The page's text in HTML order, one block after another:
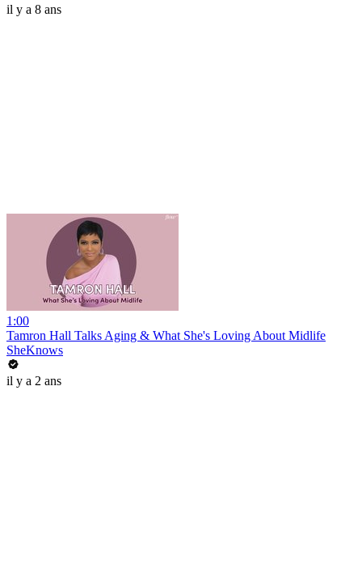
il y a 8 ans
1:00
Tamron Hall Talks Aging & What She's Loving About Midlife
SheKnows
il y a 2 ans